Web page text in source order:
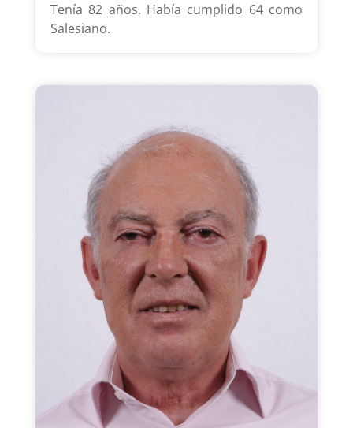
Tenía 82 años. Había cumplido 64 como
Salesiano.